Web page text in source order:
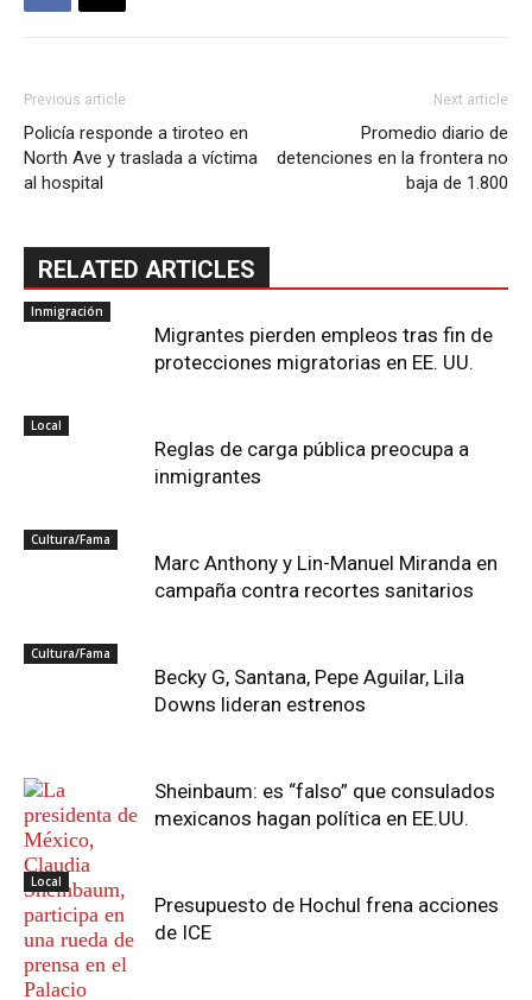
Previous article
Policía responde a tiroteo en
North Ave y traslada a víctima
al hospital
Next article
Promedio diario de
detenciones en la frontera no
baja de 1.800
RELATED ARTICLES
Inmigración
Migrantes pierden empleos tras fin de
protecciones migratorias en EE. UU.
Local
Reglas de carga pública preocupa a
inmigrantes
Cultura/Fama
Marc Anthony y Lin-Manuel Miranda en
campaña contra recortes sanitarios
Cultura/Fama
Becky G, Santana, Pepe Aguilar, Lila
Downs lideran estrenos
Sheinbaum: es “falso” que consulados
mexicanos hagan política en EE.UU.
Local
Presupuesto de Hochul frena acciones
de ICE